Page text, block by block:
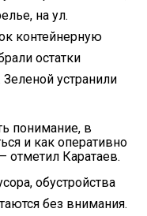
на ул.
контейнерную
остатки
устранили
понимание, в
и как оперативно
отметил Каратаев.
обустройства
без внимания.